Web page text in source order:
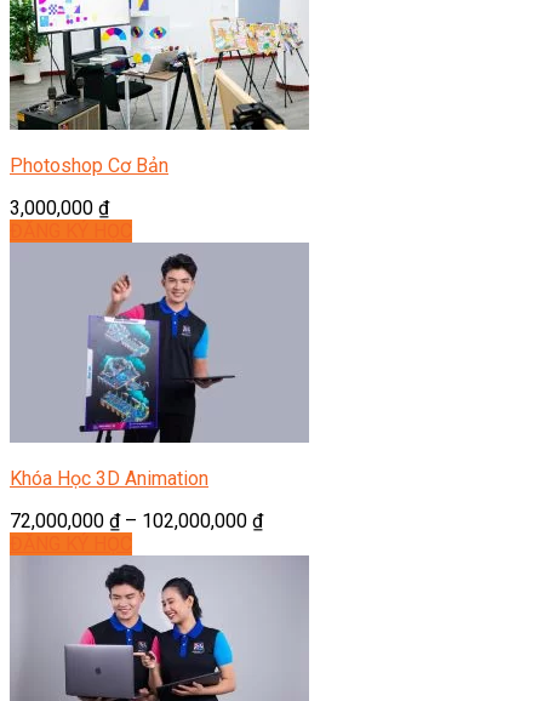
Photoshop Cơ Bản
3,000,000 ₫
Khóa Học 3D Animation
72,000,000 ₫– 102,000,000 ₫